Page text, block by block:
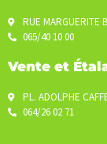
RUE MARGUERITE
065/40 10 00
Vente et
PL. ADOLPHE
064/26 02 71